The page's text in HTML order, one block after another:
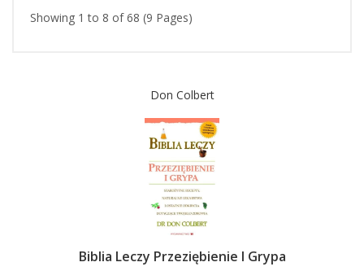
Showing 1 to 8 of 68 (9 Pages)
Don Colbert
Biblia Leczy Przeziębienie I Grypa